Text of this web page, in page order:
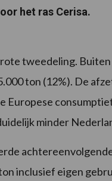
het ras Cerisa.
tweedeling. Buiten
ton (12%). De
Europese
minder
inclusief eigen